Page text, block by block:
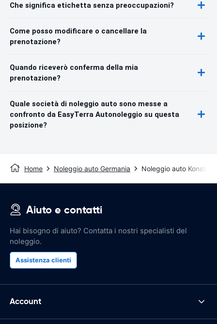
Che significa etichetta senza preoccupazioni?
Come posso modificare o cancellare la
prenotazione?
Quando riceverò conferma della mia
prenotazione?
Quale società di noleggio auto sono messe a
confronto da EasyTerra Autonoleggio su questa
posizione?
Home Noleggio auto Germania Noleggio auto Konstanz
Aiuto e contatti
Hai bisogno di aiuto? Contatta i nostri specialisti del
noleggio.
Assistenza clienti
Account